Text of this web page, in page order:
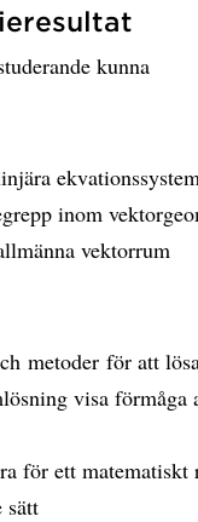
kunna
inom
vektorrum
metoder för att
visa förmåga
för ett matematiskt
sätt